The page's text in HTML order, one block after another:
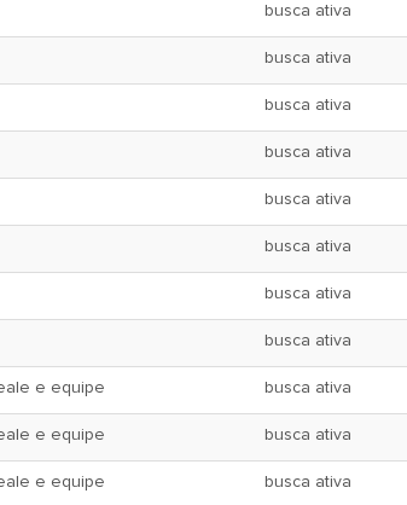
busca ativa
busca ativa
busca ativa
busca ativa
busca ativa
busca ativa
busca ativa
busca ativa
e equipe busca ativa
e equipe busca ativa
e equipe busca ativa